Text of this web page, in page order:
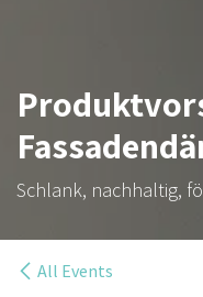
Schlank, nachhaltig,
All Events